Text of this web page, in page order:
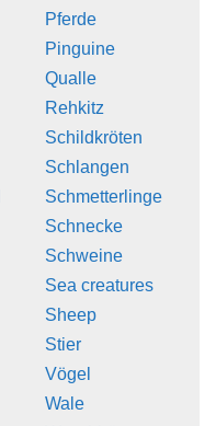
Pferde
Pinguine
Qualle
Rehkitz
Schildkröten
Schlangen
Schmetterlinge
Schnecke
Schweine
Sea creatures
Sheep
Stier
Vögel
Wale